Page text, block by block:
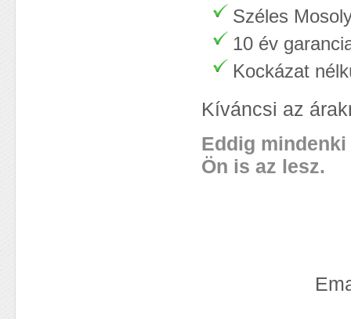
Széles
10 év
Kockázat
Kíváncsi az
Eddig
Ön is az lesz.